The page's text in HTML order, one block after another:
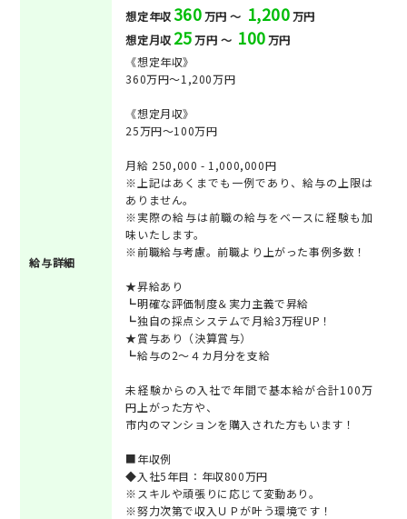
給与詳細
想定年収360万円 ～ 1,200万円
想定月収 25万円 ～ 100万円
《想定年収》
360万円～1,200万円
《想定月収》
25万円～100万円
月給 250,000 - 1,000,000円
※上記はあくまでも一例であり、給与の上限は
ありません。
※実際の給与は前職の給与をベースに経験も加
味いたします。
※前職給与考慮。前職より上がった事例多数！
★昇給あり
┗明確な評価制度＆実力主義で昇給
┗独自の採点システムで月給3万程UP！
★賞与あり（決算賞与）
┗給与の2～４カ月分を支給
未経験からの入社で年間で基本給が合計100万
円上がった方や、
市内のマンションを購入された方もいます！
■年収例
◆入社5年目：年収800万円
※スキルや頑張りに応じて変動あり。
※努力次第で収入ＵＰが叶う環境です！